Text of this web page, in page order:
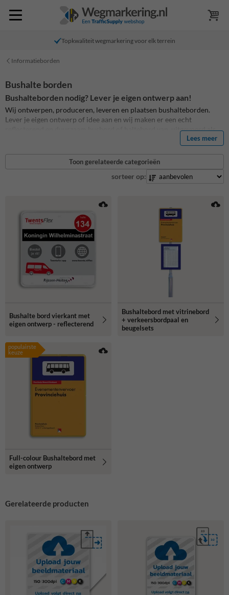
Topkwaliteit wegmarkering voor elk terrein
Informatieborden
Bushalte borden
Bushalteborden nodig? Lever je eigen ontwerp aan!
Wij ontwerpen, produceren, leveren en plaatsen bushalteborden.
Lever je eigen ontwerp of idee aan en wij maken er een echt
reflecterend en duurzaam busbord of haltebord van, uitgevoerd als
Lees meer
Toon gerelateerde categorieën
sorteer op:
Bushalte bord vierkant met
eigen ontwerp - reflecterend
Bushaltebord met vitrinebord
+ verkeersbordpaal en
beugelsets
populairste
keuze
Full-colour Bushaltebord met
eigen ontwerp
Gerelateerde producten